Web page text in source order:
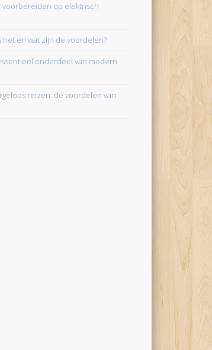
op elektrisch
het en wat zijn de voordelen?
onderdeel van modern
reizen: de voordelen van